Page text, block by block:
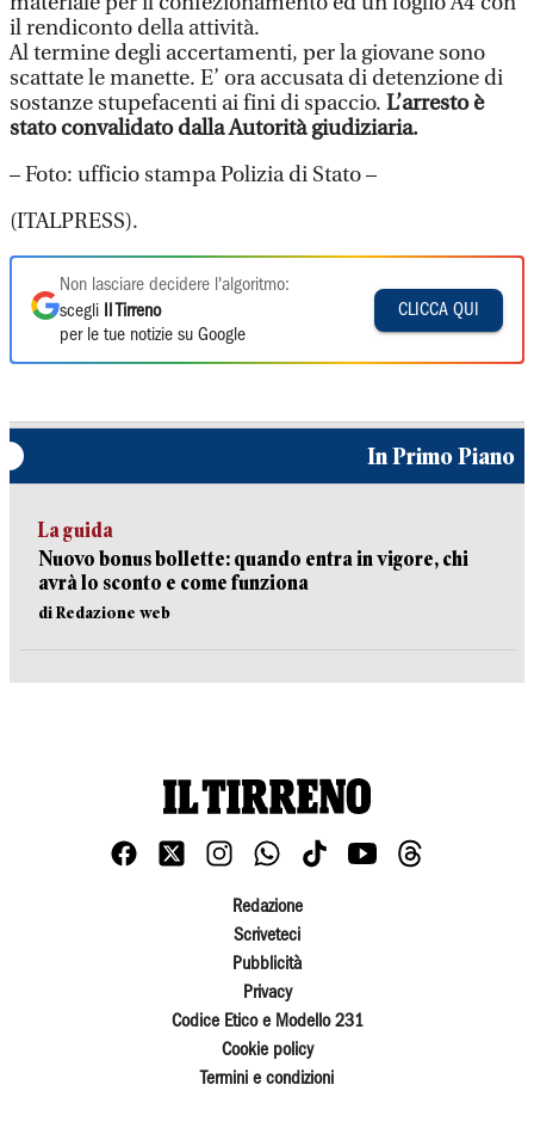
il rendiconto della attività.
Al termine degli accertamenti, per la giovane sono
scattate le manette. E’ ora accusata di detenzione di
sostanze stupefacenti ai fini di spaccio. L’arresto è
stato convalidato dalla Autorità giudiziaria.
– Foto: ufficio stampa Polizia di Stato –
(ITALPRESS).
Non lasciare decidere l'algoritmo:
scegli
Il Tirreno
per le tue notizie su Google
CLICCA QUI
In Primo Piano
La guida
Nuovo bonus bollette: quando entra in vigore, chi
avrà lo sconto e come funziona
di Redazione web
Redazione
Scriveteci
Pubblicità
Privacy
Codice Etico e Modello 231
Cookie policy
Termini e condizioni